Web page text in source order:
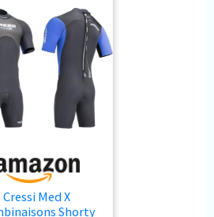
en néoprène
Ciao est adaptée pour
plongée en apnée, la
et la plongée dans
chaudes (25 ° à 30 °)
Facile à enfiler : la
de plongée
est disponible en 7
de S à XXXXL ; le
la bonne taille
Seac - Qualité : la
est fabriquée par
Cressi Med X
Shorty